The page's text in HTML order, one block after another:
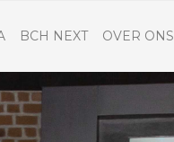
BCH NEXT OVER ONS